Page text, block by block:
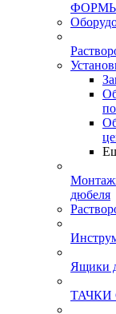
ФОРМЫ
дюбеля
Ящики